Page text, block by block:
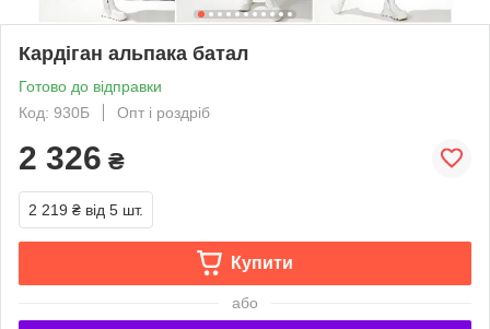
Кардіган альпака батал
Готово до відправки
Код: 930Б
Опт і роздріб
2 326 ₴
2 219 ₴ від 5 шт.
Купити
або